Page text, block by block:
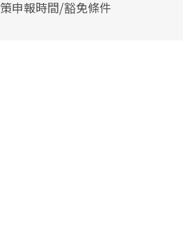
策申報時間/豁免條件